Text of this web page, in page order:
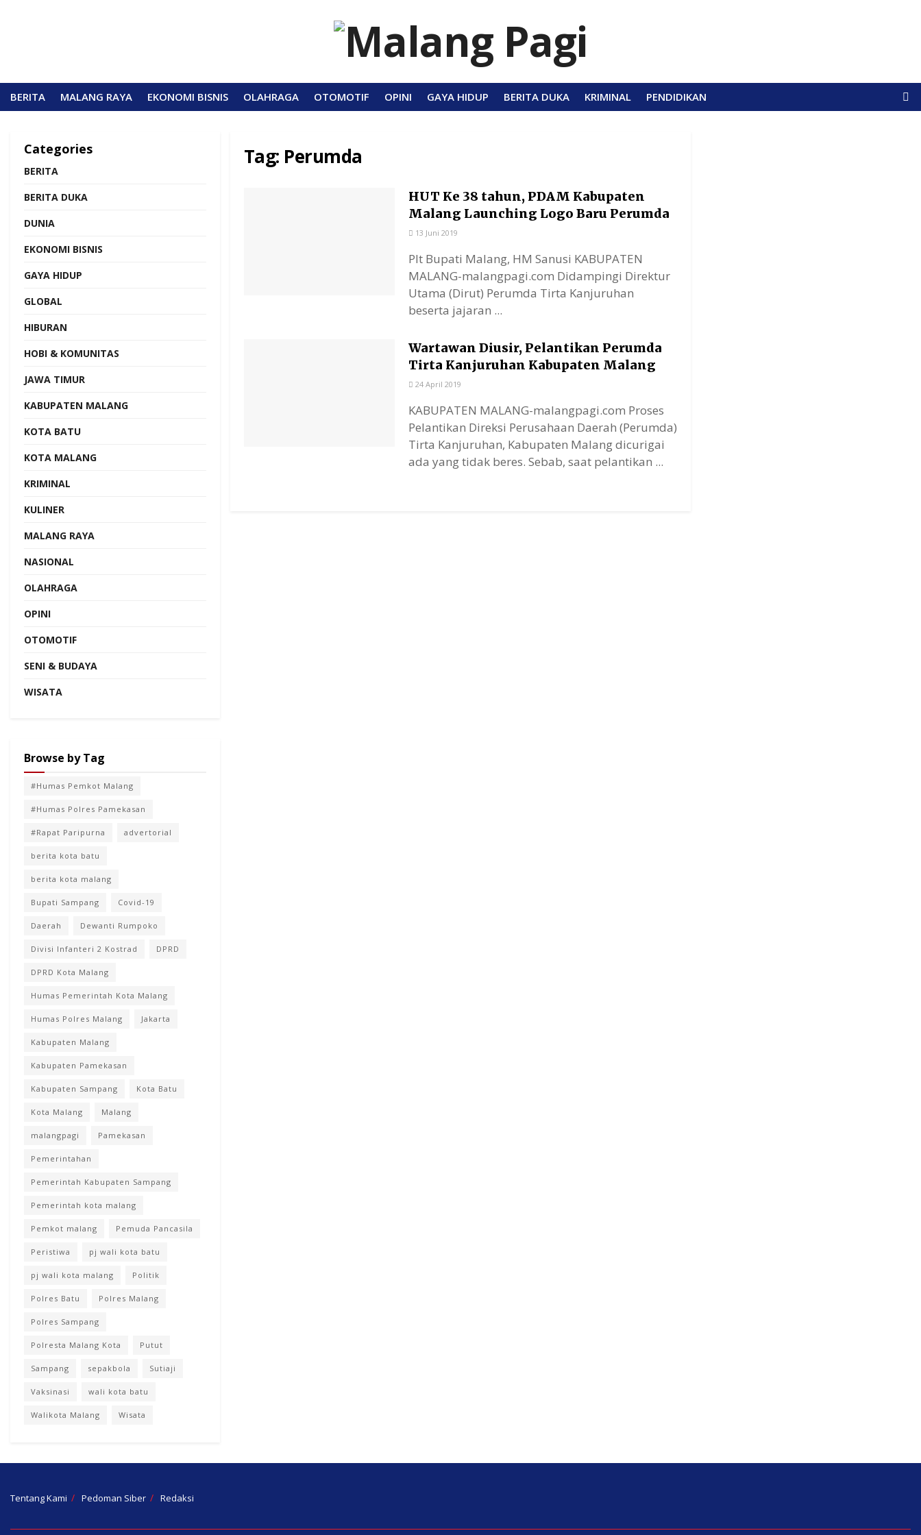
BERITA MALANG RAYA EKONOMI BISNIS OLAHRAGA OTOMOTIF OPINI GAYA HIDUP BERITA DUKA KRIMINAL PENDIDIKAN
Tag: Perumda
HUT Ke 38 tahun, PDAM Kabupaten
Malang Launching Logo Baru Perumda
13 Juni 2019
Plt Bupati Malang, HM Sanusi KABUPATEN
MALANG-malangpagi.com Didampingi Direktur
Utama (Dirut) Perumda Tirta Kanjuruhan
beserta jajaran ...
Wartawan Diusir, Pelantikan Perumda
Tirta Kanjuruhan Kabupaten Malang
24 April 2019
KABUPATEN MALANG-malangpagi.com Proses
Pelantikan Direksi Perusahaan Daerah (Perumda)
Tirta Kanjuruhan, Kabupaten Malang dicurigai
ada yang tidak beres. Sebab, saat pelantikan ...
Categories
BERITA
BERITA DUKA
DUNIA
EKONOMI BISNIS
GAYA HIDUP
GLOBAL
HIBURAN
HOBI & KOMUNITAS
JAWA TIMUR
KABUPATEN MALANG
KOTA BATU
KOTA MALANG
KRIMINAL
KULINER
MALANG RAYA
NASIONAL
OLAHRAGA
OPINI
OTOMOTIF
SENI & BUDAYA
WISATA
Browse by Tag
#Humas Pemkot Malang
#Humas Polres Pamekasan
#Rapat Paripurna advertorial
berita kota batu
berita kota malang
Bupati Sampang Covid-19
Daerah Dewanti Rumpoko
Divisi Infanteri 2 Kostrad DPRD
DPRD Kota Malang
Humas Pemerintah Kota Malang
Humas Polres Malang Jakarta
Kabupaten Malang
Kabupaten Pamekasan
Kabupaten Sampang Kota Batu
Kota Malang Malang
malangpagi Pamekasan
Pemerintahan
Pemerintah Kabupaten Sampang
Pemerintah kota malang
Pemkot malang Pemuda Pancasila
Peristiwa pj wali kota batu
pj wali kota malang Politik
Polres Batu Polres Malang
Polres Sampang
Polresta Malang Kota Putut
Sampang sepakbola Sutiaji
Vaksinasi wali kota batu
Walikota Malang Wisata
Tentang Kami Pedoman Siber Redaksi